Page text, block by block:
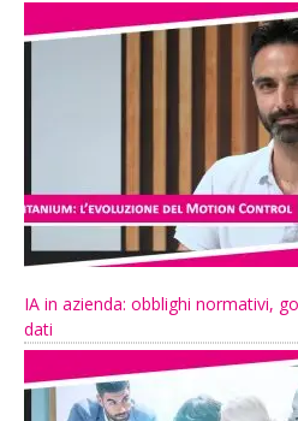
IA in azienda: obblighi normativi,
dati